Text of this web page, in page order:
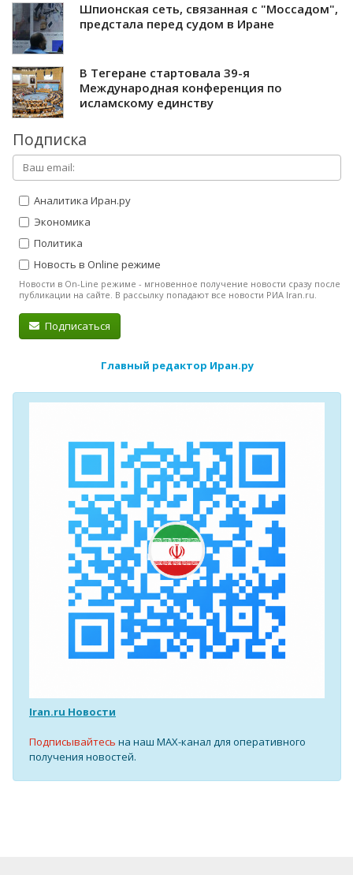
Шпионская сеть, связанная с "Моссадом",
предстала перед судом в Иране
В Тегеране стартовала 39-я
Международная конференция по
исламскому единству
Подписка
Аналитика Иран.ру
Экономика
Политика
Новость в Online режиме
Новости в On-Line режиме - мгновенное получение новости сразу после
публикации на сайте. В рассылку попадают все новости РИА Iran.ru.
Подписаться
Главный редактор Иран.ру
Iran.ru Новости
Подписывайтесь на наш MAX-канал для оперативного
получения новостей.